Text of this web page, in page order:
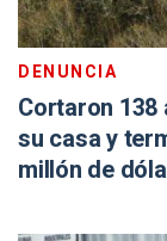
DENUNCIA
Cortaron
su casa y
millón de